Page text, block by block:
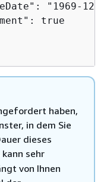
"1969-12-
true
haben,
in dem Sie
dieses
sehr
von Ihnen